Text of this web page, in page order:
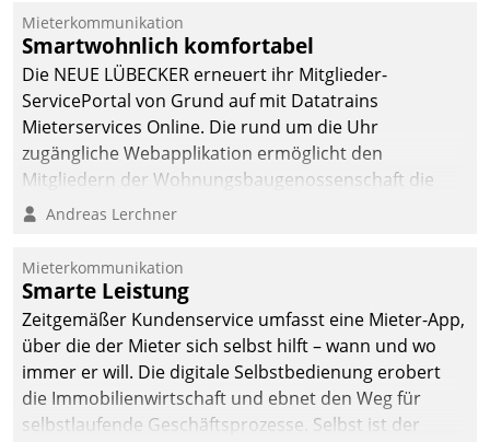
integrieren.
Mieterkommunikation
Smartwohnlich komfortabel
Die NEUE LÜBECKER erneuert ihr Mitglieder-
ServicePortal von Grund auf mit Datatrains
Mieterservices Online. Die rund um die Uhr
zugängliche Webapplikation ermöglicht den
Mitgliedern der Wohnungs­bau­genossenschaft die
Kontaktaufnahme per Smartphone, Tablet oder PC.
Andreas Lerchner
Mieterkommunikation
Smarte Leistung
Zeitgemäßer Kundenservice umfasst eine Mieter-App,
über die der Mieter sich selbst hilft – wann und wo
immer er will. Die digitale Selbstbedienung erobert
die Immobilienwirtschaft und ebnet den Weg für
selbstlaufende Geschäftsprozesse. Selbst ist der